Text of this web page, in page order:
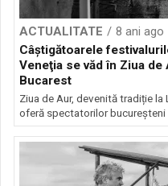
ACTUALITATE
8 ani ago
Câştigătoarele
Veneţia se văd în Ziua
Bucarest
Ziua de Aur, devenită tradiție la
oferă spectatorilor bucureșteni